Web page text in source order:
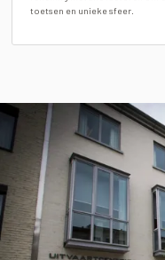
toetsen en unieke sfeer.